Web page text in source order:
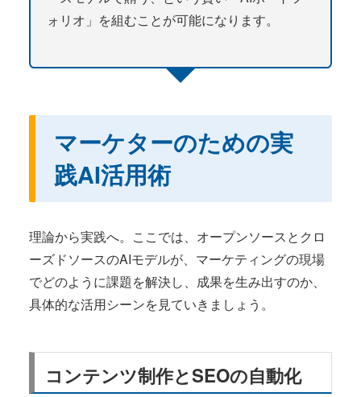
ォリオ」を組むことが可能になります。
マーケターのための実
践AI活用術
理論から実践へ。ここでは、オープンソースとクロ
ーズドソースのAIモデルが、マーケティングの現場
でどのように課題を解決し、成果を生み出すのか、
具体的な活用シーンを見ていきましょう。
コンテンツ制作とSEOの自動化